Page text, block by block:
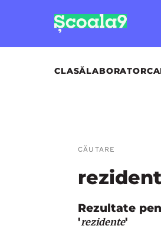
CLASĂLABORATOR
CĂUTARE
Rezultate
'rezidente'